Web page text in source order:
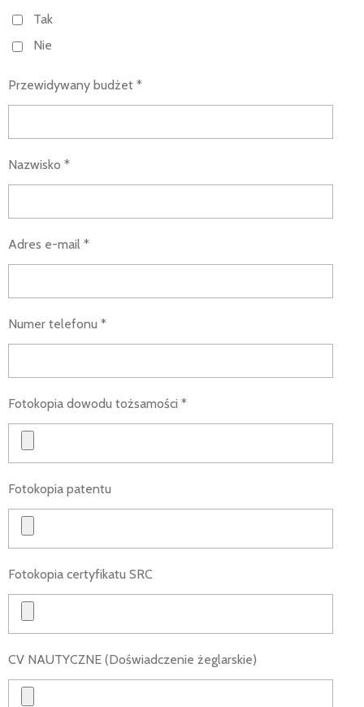
Tak
Nie
Przewidywany budżet *
Nazwisko *
Adres e-mail *
Numer telefonu *
Fotokopia dowodu tożsamości *
Fotokopia patentu
Fotokopia certyfikatu SRC
CV NAUTYCZNE (Doświadczenie żeglarskie)